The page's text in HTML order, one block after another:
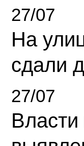
27/07
На
сдали
27/07
Власти